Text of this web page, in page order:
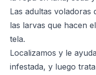
Las adultas
las larvas que hacen
tela.
Localizamos y le
infestada, y luego